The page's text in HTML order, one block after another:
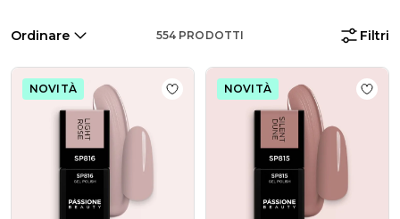
Ordinare 554 PRODOTTI Filtri
NOVITÀ Aggiungi alla wishlist Smalto
NOVITÀ